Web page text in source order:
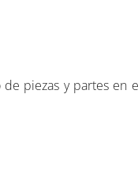
piezas y partes en